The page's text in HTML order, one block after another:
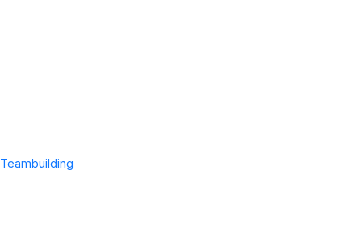
Teambuilding